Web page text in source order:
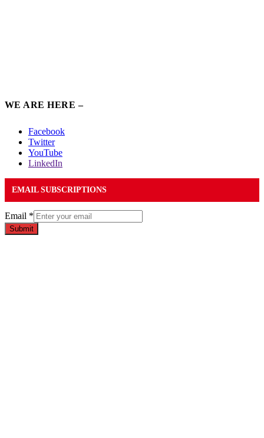
WE ARE HERE –
Facebook
Twitter
YouTube
LinkedIn
EMAIL SUBSCRIPTIONS
Email *
Submit